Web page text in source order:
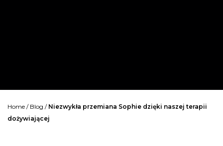
Home / Blog / Niezwykła przemiana Sophie dzięki naszej terapii
dożywiającej